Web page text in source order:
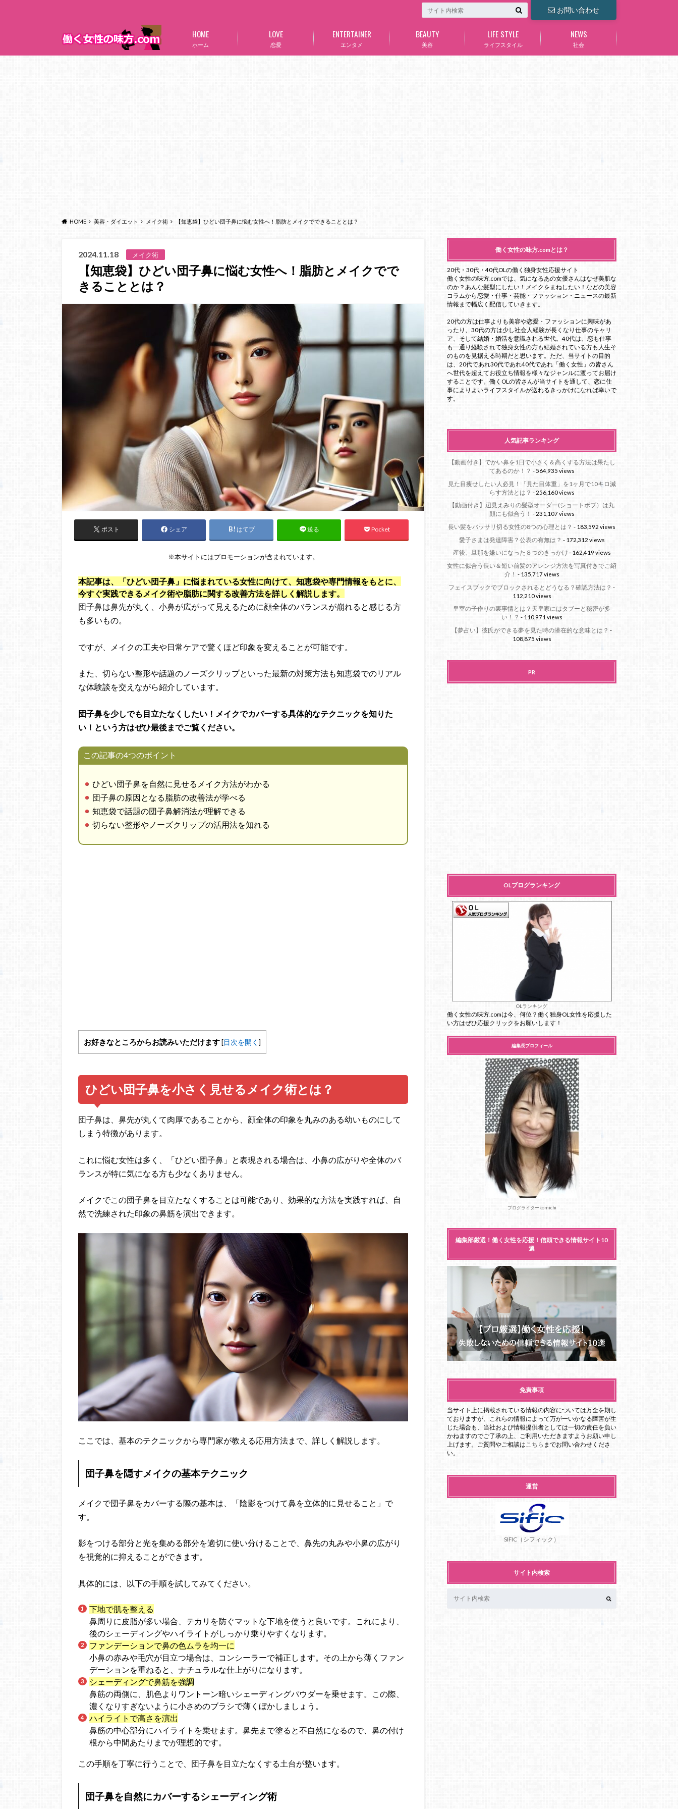
お問い合わせ
ホーム
HOME
恋愛
LOVE
エンタメ
ENTERTAINER
美容
BEAUTY
ライフスタイル
LIFE STYLE
社会
NEWS
HOME 美容・ダイエット メイク術 【知恵袋】ひどい団子鼻に悩む女性へ！脂肪とメイクでできることとは？
2024.11.18 メイク術
【知恵袋】ひどい団子鼻に悩む女性へ！脂肪とメイクでで
きることとは？
ポスト シェア はてブ 送る Pocket
※本サイトにはプロモーションが含まれています。
本記事は、「ひどい団子鼻」に悩まれている女性に向けて、知恵袋や専門情報をもとに、
今すぐ実践できるメイク術や脂肪に関する改善方法を詳しく解説します。
団子鼻は鼻先が丸く、小鼻が広がって見えるために顔全体のバランスが崩れると感じる方
も多いもの。
ですが、メイクの工夫や日常ケアで驚くほど印象を変えることが可能です。
また、切らない整形や話題のノーズクリップといった最新の対策方法も知恵袋でのリアル
な体験談を交えながら紹介しています。
団子鼻を少しでも目立たなくしたい！メイクでカバーする具体的なテクニックを知りた
い！という方はぜひ最後までご覧ください。
この記事の4つのポイント
ひどい団子鼻を自然に見せるメイク方法がわかる
団子鼻の原因となる脂肪の改善法が学べる
知恵袋で話題の団子鼻解消法が理解できる
切らない整形やノーズクリップの活用法を知れる
お好きなところからお読みいただけます[目次を開く ]
ひどい団子鼻を小さく見せるメイク術とは？
団子鼻は、鼻先が丸くて肉厚であることから、顔全体の印象を丸みのある幼いものにして
しまう特徴があります。
これに悩む女性は多く、「ひどい団子鼻」と表現される場合は、小鼻の広がりや全体のバ
ランスが特に気になる方も少なくありません。
メイクでこの団子鼻を目立たなくすることは可能であり、効果的な方法を実践すれば、自
然で洗練された印象の鼻筋を演出できます。
ここでは、基本のテクニックから専門家が教える応用方法まで、詳しく解説します。
団子鼻を隠すメイクの基本テクニック
メイクで団子鼻をカバーする際の基本は、「陰影をつけて鼻を立体的に見せること」で
す。
影をつける部分と光を集める部分を適切に使い分けることで、鼻先の丸みや小鼻の広がり
を視覚的に抑えることができます。
具体的には、以下の手順を試してみてください。
下地で肌を整える
鼻周りに皮脂が多い場合、テカリを防ぐマットな下地を使うと良いです。これにより、
後のシェーディングやハイライトがしっかり乗りやすくなります。
ファンデーションで鼻の色ムラを均一に
小鼻の赤みや毛穴が目立つ場合は、コンシーラーで補正します。その上から薄くファン
デーションを重ねると、ナチュラルな仕上がりになります。
シェーディングで鼻筋を強調
鼻筋の両側に、肌色よりワントーン暗いシェーディングパウダーを乗せます。この際、
濃くなりすぎないように小さめのブラシで薄くぼかしましょう。
ハイライトで高さを演出
鼻筋の中心部分にハイライトを乗せます。鼻先まで塗ると不自然になるので、鼻の付け
根から中間あたりまでが理想的です。
この手順を丁寧に行うことで、団子鼻を目立たなくする土台が整います。
団子鼻を自然にカバーするシェーディング術
働く女性の味方.comとは？
20代・30代・40代OLの働く独身女性応援サイト
働く女性の味方.comでは、気になるあの女優さんはなぜ美肌な
のか？あんな髪型にしたい！メイクをまねしたい！などの美容
コラムから恋愛・仕事・芸能・ファッション・ニュースの最新
情報まで幅広く配信していきます。
20代の方は仕事よりも美容や恋愛・ファッションに興味があ
ったり、30代の方は少し社会人経験が長くなり仕事のキャリ
ア、そして結婚・婚活を意識される世代。40代は、恋も仕事
も一通り経験されて独身女性の方も結婚されている方も人生そ
のものを見据える時期だと思います。ただ、当サイトの目的
は、20代であれ30代であれ40代であれ「働く女性」の皆さん
へ世代を超えてお役立ち情報を様々なジャンルに渡ってお届け
することです。働くOLの皆さんが当サイトを通して、恋に仕
事によりよいライフスタイルが送れるきっかけになれば幸いで
す。
人気記事ランキング
【動画付き】でかい鼻を1日で小さく＆高くする方法は果たし
てあるのか！？ - 564,935 views
見た目痩せしたい人必見！「見た目体重」を1ヶ月で10キロ減
らす方法とは？ - 256,160 views
【動画付き】辺見えみりの髪型オーダー(ショートボブ）は丸
顔にも似合う！ - 231,107 views
長い髪をバッサリ切る女性の8つの心理とは？ - 183,592 views
愛子さまは発達障害？公表の有無は？ - 172,312 views
産後、旦那を嫌いになった８つのきっかけ - 162,419 views
女性に似合う長い＆短い前髪のアレンジ方法を写真付きでご紹
介！ - 135,717 views
フェイスブックでブロックされるとどうなる？確認方法は？ -
112,210 views
皇室の子作りの裏事情とは？天皇家にはタブーと秘密が多
い！？ - 110,971 views
【夢占い】彼氏ができる夢を見た時の潜在的な意味とは？ -
108,875 views
PR
OLブログランキング
OLランキング
働く女性の味方.comは今、何位？働く独身OL女性を応援した
い方はぜひ応援クリックをお願いします！
編集長プロフィール
ブログライターkomichi
編集部厳選！働く女性を応援！信頼できる情報サイト10
選
免責事項
当サイト上に掲載されている情報の内容については万全を期し
ておりますが、これらの情報によって万が一いかなる障害が生
じた場合も、当社および情報提供者としては一切の責任を負い
かねますのでご了承の上、ご利用いただきますようお願い申し
上げます。ご質問やご相談は こちら までお問い合わせくださ
い。
運営
SIFIC（シフィック）
サイト内検索